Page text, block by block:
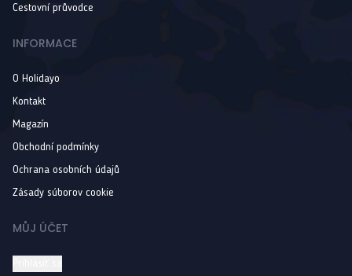
Cestovní průvodce
INFORMACE
O Holidayo
Kontakt
Magazín
Obchodní podmínky
Ochrana osobních údajů
Zásady súborov cookie
MŮJ ÚČET